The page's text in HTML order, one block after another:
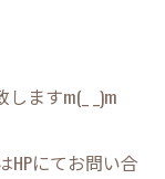
ますm(_ _)m
HPにてお問い合